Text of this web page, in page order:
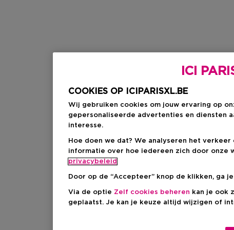
ICI
COOKIES OP ICIPARISXL.BE
Wij gebruiken cookies om jouw ervaring op
gepersonaliseerde advertenties en diensten
interesse.
Hoe doen we dat? We analyseren het
informatie over hoe iedereen zich door onze
privacybeleid
Door op de “Accepteer” knop de klikken, ga
Via de optie Zelf cookies beheren kan je ook
geplaatst. Je kan je keuze altijd wijzigen of